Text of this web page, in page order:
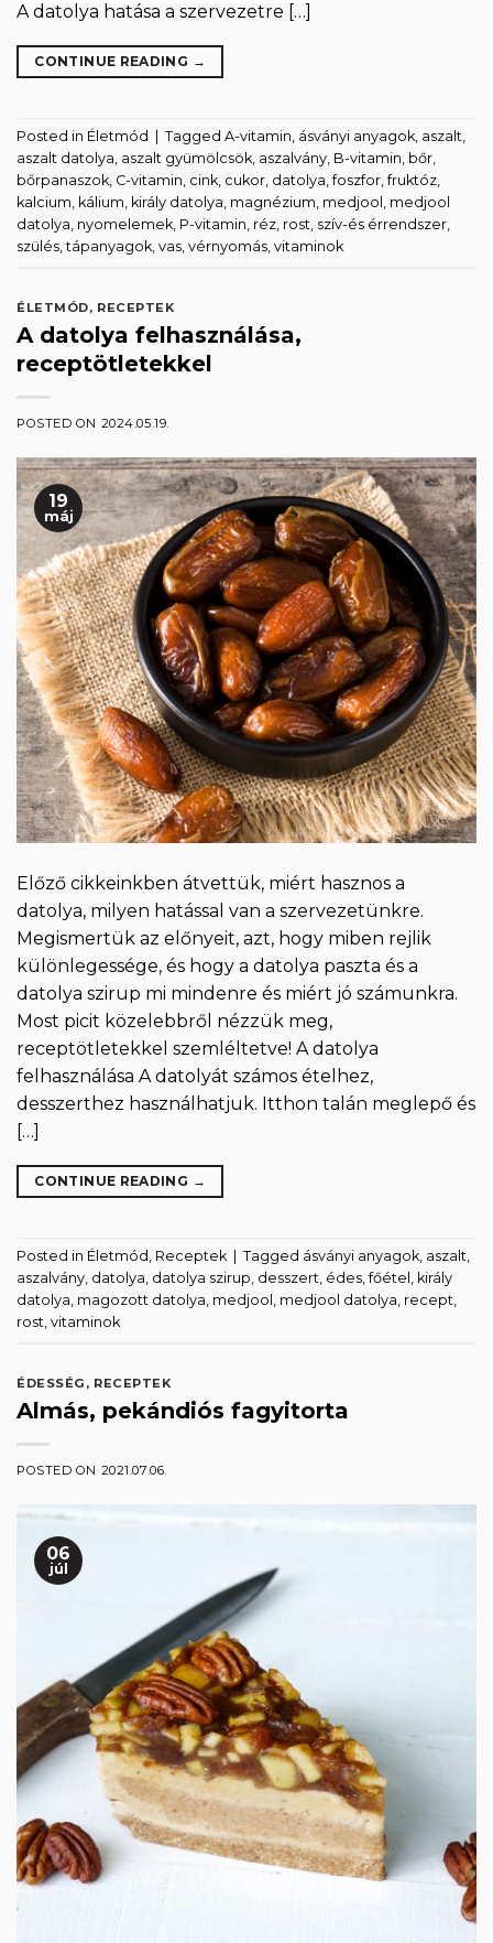
A datolya hatása a szervezetre […]
CONTINUE READING →
Posted in Életmód Tagged A-vitamin, ásványi anyagok, aszalt,
aszalt datolya, aszalt gyümölcsök, aszalvány, B-vitamin, bőr,
bőrpanaszok, C-vitamin, cink, cukor, datolya,foszfor,fruktóz,
kalcium, kálium, király datolya, magnézium, medjool , medjool
datolya, nyomelemek, P-vitamin, réz, rost, szív-és érrendszer,
szülés,tápanyagok, vas, vérnyomás, vitaminok
ÉLETMÓD, RECEPTEK
A datolya felhasználása,
receptötletekkel
POSTED ON 2024.05.19.
19
máj
Előző cikkeinkben átvettük, miért hasznos a
datolya, milyen hatással van a szervezetünkre.
Megismertük az előnyeit, azt, hogy miben rejlik
különlegessége, és hogy a datolya paszta és a
datolya szirup mi mindenre és miért jó számunkra.
Most picit közelebbről nézzük meg,
receptötletekkel szemléltetve! A datolya
felhasználása A datolyát számos ételhez,
desszerthez használhatjuk. Itthon talán meglepő és
[…]
CONTINUE READING →
Posted in Életmód , Receptek Tagged ásványi anyagok, aszalt,
aszalvány, datolya, datolya szirup, desszert, édes,főétel , király
datolya, magozott datolya, medjool , medjool datolya, recept,
rost, vitaminok
ÉDESSÉG , RECEPTEK
Almás, pekándiós fagyitorta
POSTED ON 2021.07.06.
06
júl